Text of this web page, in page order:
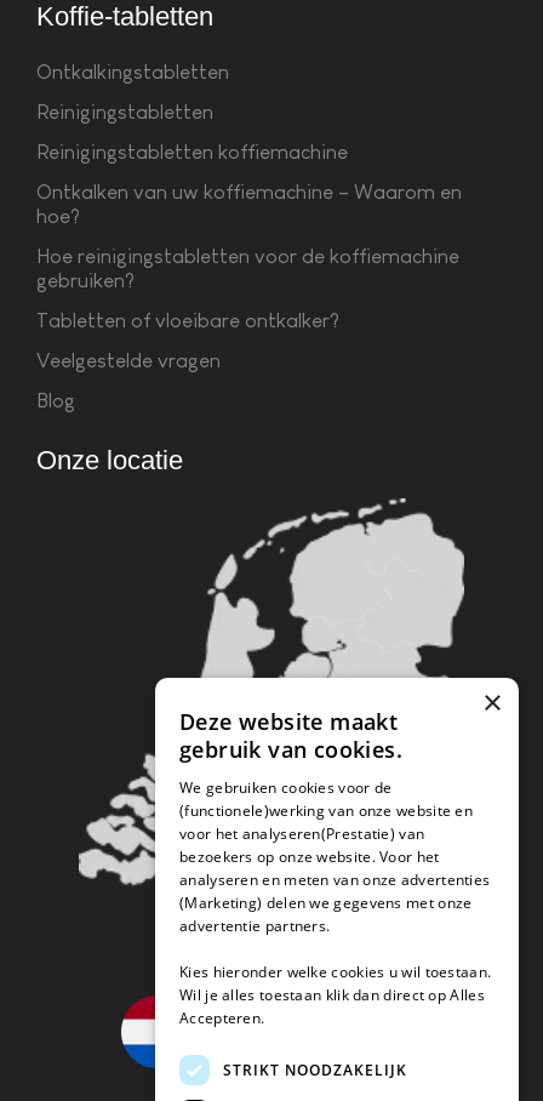
Koffie-tabletten
Ontkalkingstabletten
Reinigingstabletten
Reinigingstabletten koffiemachine
Ontkalken van uw koffiemachine – Waarom en
hoe?
Hoe reinigingstabletten voor de koffiemachine
gebruiken?
Tabletten of vloeibare ontkalker?
Veelgestelde vragen
Blog
Onze locatie
×
Deze website maakt
gebruik van cookies.
We gebruiken cookies voor de
(functionele)werking van onze website en
voor het analyseren(Prestatie) van
bezoekers op onze website. Voor het
analyseren en meten van onze advertenties
(Marketing) delen we gegevens met onze
advertentie partners.
Kies hieronder welke cookies u wil toestaan.
Wil je alles toestaan klik dan direct op Alles
Accepteren.
STRIKT NOODZAKELIJK